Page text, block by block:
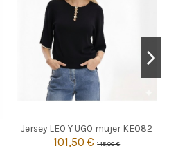
Jersey LEO Y UGO mujer KE082
101,50 €145,00 €
NEGRO
3
